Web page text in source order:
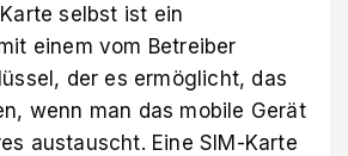
selbst ist ein
einem vom Betreiber
der es ermöglicht, das
wenn man das mobile Gerät
austauscht. Eine SIM-Karte